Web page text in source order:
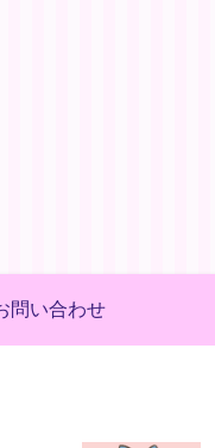
問い合わせ